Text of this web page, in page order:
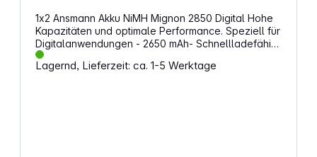
1x2 Ansmann Akku NiMH Mignon 2850 Digital Hohe
Kapazitäten und optimale Performance. Speziell für
Digitalanwendungen - 2650 mAh- Schnellladefähig-
Umweltfreundlich- Kostensparend- Ohne
Schwermetall Alternative Artikelbezeichnung:
Lagernd, Lieferzeit: ca. 1-5 Werktage